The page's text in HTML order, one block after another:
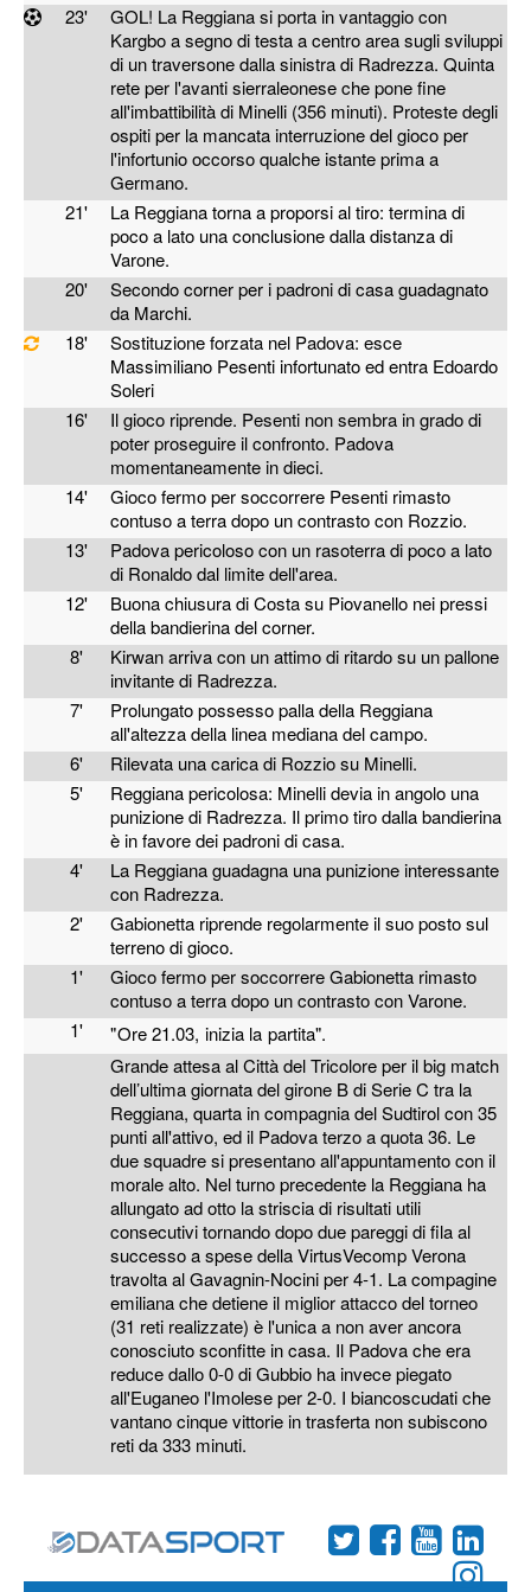
23'
GOL! La Reggiana si porta in vantaggio con
Kargbo a segno di testa a centro area sugli sviluppi
di un traversone dalla sinistra di Radrezza. Quinta
rete per l'avanti sierraleonese che pone fine
all'imbattibilità di Minelli (356 minuti). Proteste degli
ospiti per la mancata interruzione del gioco per
l'infortunio occorso qualche istante prima a
Germano.
21'
La Reggiana torna a proporsi al tiro: termina di
poco a lato una conclusione dalla distanza di
Varone.
20'
Secondo corner per i padroni di casa guadagnato
da Marchi.
18'
Sostituzione forzata nel Padova: esce
Massimiliano Pesenti infortunato ed entra Edoardo
Soleri
16'
Il gioco riprende. Pesenti non sembra in grado di
poter proseguire il confronto. Padova
momentaneamente in dieci.
14'
Gioco fermo per soccorrere Pesenti rimasto
contuso a terra dopo un contrasto con Rozzio.
13'
Padova pericoloso con un rasoterra di poco a lato
di Ronaldo dal limite dell'area.
12'
Buona chiusura di Costa su Piovanello nei pressi
della bandierina del corner.
8'
Kirwan arriva con un attimo di ritardo su un pallone
invitante di Radrezza.
7'
Prolungato possesso palla della Reggiana
all'altezza della linea mediana del campo.
6'
Rilevata una carica di Rozzio su Minelli.
5'
Reggiana pericolosa: Minelli devia in angolo una
punizione di Radrezza. Il primo tiro dalla bandierina
è in favore dei padroni di casa.
4'
La Reggiana guadagna una punizione interessante
con Radrezza.
2'
Gabionetta riprende regolarmente il suo posto sul
terreno di gioco.
1'
Gioco fermo per soccorrere Gabionetta rimasto
contuso a terra dopo un contrasto con Varone.
1'
"Ore 21.03, inizia la partita".
Grande attesa al Città del Tricolore per il big match
dell’ultima giornata del girone B di Serie C tra la
Reggiana, quarta in compagnia del Sudtirol con 35
punti all'attivo, ed il Padova terzo a quota 36. Le
due squadre si presentano all'appuntamento con il
morale alto. Nel turno precedente la Reggiana ha
allungato ad otto la striscia di risultati utili
consecutivi tornando dopo due pareggi di fila al
successo a spese della VirtusVecomp Verona
travolta al Gavagnin-Nocini per 4-1. La compagine
emiliana che detiene il miglior attacco del torneo
(31 reti realizzate) è l'unica a non aver ancora
conosciuto sconfitte in casa. Il Padova che era
reduce dallo 0-0 di Gubbio ha invece piegato
all'Euganeo l'Imolese per 2-0. I biancoscudati che
vantano cinque vittorie in trasferta non subiscono
reti da 333 minuti.